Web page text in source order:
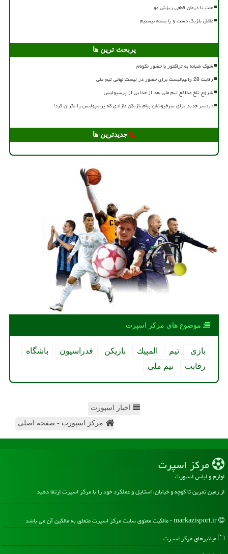
علت تا درمان قطعی ریزش مو
مقابل بلژیک دست و پا بسته نیستیم
پربحث ترین ها
شوک شبانه به تراکتور با حضور نکونام
رقابت 28 والیبالیست برای حضور در لیست نهائی تیم ملی
شروع تلخ مدافع تیم ملی بعد از جدایی از پرسپولیس
دردسر جدید برای سرخپوشان پیام بازیکن مازادی که پرسپولیس را نگران کرد!
جدیدترین ها
موضوع های مركز اسپرت
بازی تیم المپیك بازیكن فدراسیون
باشگاه
رقابت
تیم ملی
اخبار اسپورت
مرکز اسپورت - صفحه اصلی
مركز اسپرت
لوازم و لباس اسپورت
از زمین تمرین تا کوچه و خیابان، استایل و عملکرد خود را با مرکز اسپرت ارتقا دهید
میانبرهای مركز اسپرت